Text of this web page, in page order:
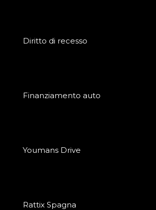
Diritto di recesso
Finanziamento auto
Youmans Drive
Rattix Spagna